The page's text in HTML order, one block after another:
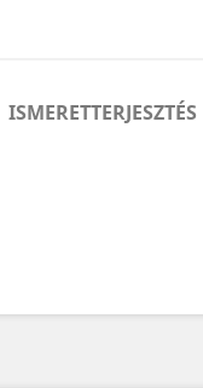
ISMERETTERJESZTÉS